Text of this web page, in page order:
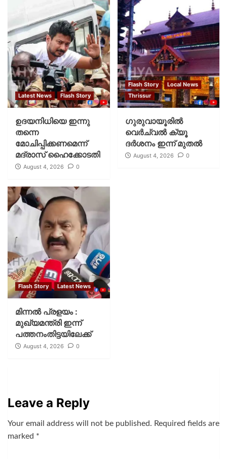
Latest News Flash Story
ഉദയനിധിയെ ഇന്നു
തന്നെ
മോചിപ്പിക്കണമെന്ന്
മദ്രാസ് ഹൈക്കോടതി
August 4, 2026 0
Flash Story
Local News
Thrissur
ഗുരുവായൂരില്‍
വെര്‍ച്വല്‍ ക്യൂ
ദര്‍ശനം ഇന്ന് മുതല്‍
August 4, 2026 0
Flash Story Latest News
മിന്നല്‍ പ്രളയം :
മുഖ്യമന്ത്രി ഇന്ന്
പത്തനംതിട്ടയിലേക്ക്
August 4, 2026 0
Leave a Reply
Your email address will not be published. Required fields are
marked *